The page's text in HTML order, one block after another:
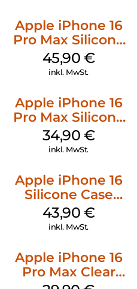
Apple iPhone 16
Pro Max Silicone
Case MagSafe
Ultramarine
45,90 €
inkl. MwSt.
Apple iPhone 16
Pro Max Silicone
Case MagSafe
Denim
34,90 €
inkl. MwSt.
Apple iPhone 16
Silicone Case
MagSafe Plum
43,90 €
inkl. MwSt.
Apple iPhone 16
Pro Max Clear